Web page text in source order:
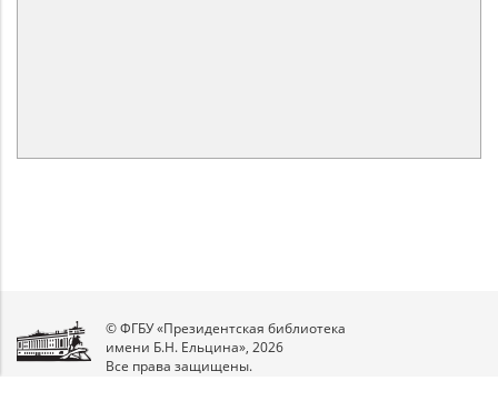
© ФГБУ «Президентская библиотека
имени Б.Н. Ельцина», 2026
Все права защищены.